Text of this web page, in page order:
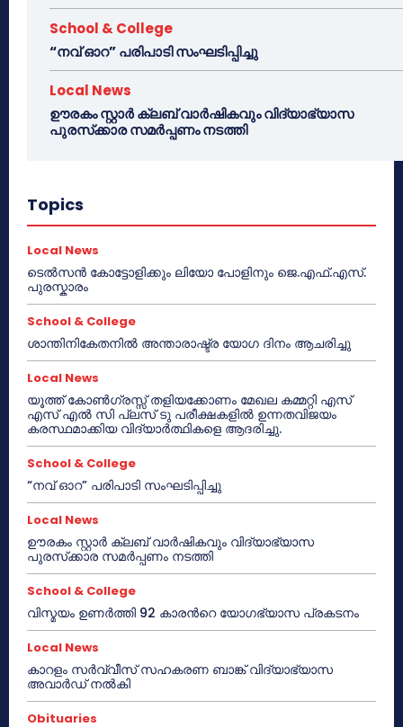
School & College
“നവ് ഓറ” പരിപാടി സംഘടിപ്പിച്ചു
Local News
ഊരകം സ്റ്റാർ ക്ലബ് വാർഷികവും വിദ്യാഭ്യാസ
പുരസ്‌ക്കാര സമർപ്പണം നടത്തി
Topics
Local News
ടെൽസൻ കോട്ടോളിക്കും ലിയോ പോളിനും ജെ.എഫ്.എസ്.
പുരസ്കാരം
School & College
ശാന്തിനികേതനിൽ അന്താരാഷ്ട്ര യോഗ ദിനം ആചരിച്ചു
Local News
യൂത്ത് കോൺഗ്രസ്സ് തളിയക്കോണം മേഖല കമ്മറ്റി എസ്
എസ് എൽ സി പ്ലസ് ടു പരീക്ഷകളിൽ ഉന്നതവിജയം
കരസ്ഥമാക്കിയ വിദ്യാർത്ഥികളെ ആദരിച്ചു.
School & College
“നവ് ഓറ” പരിപാടി സംഘടിപ്പിച്ചു
Local News
ഊരകം സ്റ്റാർ ക്ലബ് വാർഷികവും വിദ്യാഭ്യാസ
പുരസ്‌ക്കാര സമർപ്പണം നടത്തി
School & College
വിസ്മയം ഉണർത്തി 92 കാരൻറെ യോഗഭ്യാസ പ്രകടനം
Local News
കാറളം സർവ്വീസ് സഹകരണ ബാങ്ക് വിദ്യാഭ്യാസ
അവാർഡ് നൽകി
Obituaries